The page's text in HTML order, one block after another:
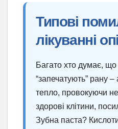
Типові
лікуванні
Багато хто думає,
“запечатують” рану
тепло, провокуючи
здорові клітини,
Зубна паста?